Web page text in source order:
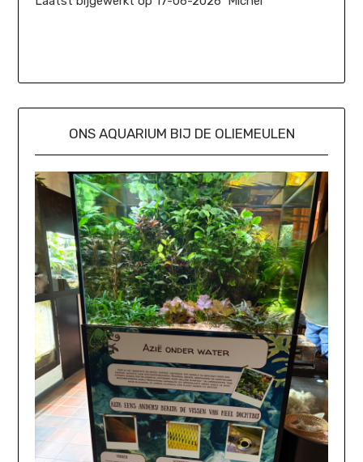
ONS AQUARIUM BIJ DE OLIEMEULEN